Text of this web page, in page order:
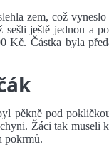
zem, což
ještě jednou a
Kč. Částka byla
pěkně pod
Žáci tak museli
pokrmů.